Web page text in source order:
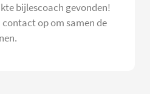
bijlescoach gevonden!
op om samen de